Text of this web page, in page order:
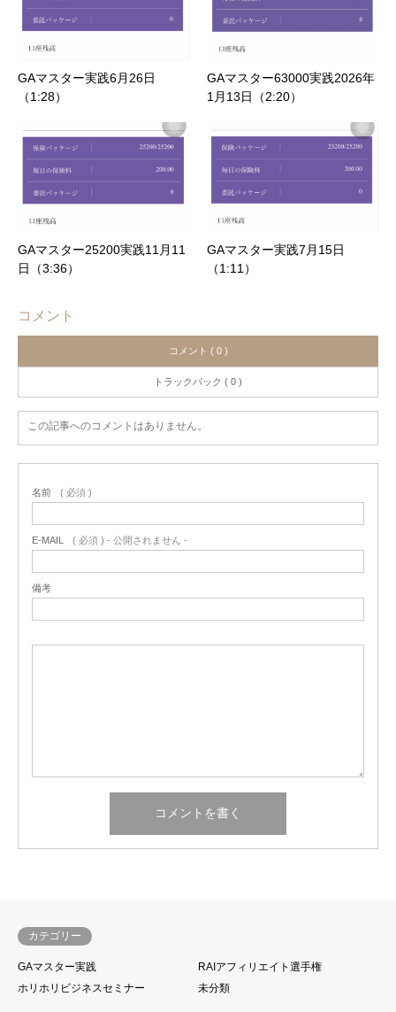
GAマスター実践6月26日
（1:28）
GAマスター63000実践2026年
1月13日（2:20）
GAマスター25200実践11月11
日（3:36）
GAマスター実践7月15日
（1:11）
コメント
コメント ( 0 )
トラックバック ( 0 )
この記事へのコメントはありません。
名前 ( 必須 )
E-MAIL ( 必須 ) - 公開されません -
備考
カテゴリー
GAマスター実践
RAIアフィリエイト選手権
ホリホリビジネスセミナー
未分類